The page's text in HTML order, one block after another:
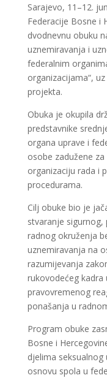
Sarajevo, 11–12.
Federacije Bosne i
dvodnevnu obuku
uznemiravanja i
federalnim
organizacijama“,
projekta.
Obuka je okupila
predstavnike
organa uprave i
osobe zadužene
organizaciju rada i
procedurama.
Cilj obuke bio je
stvaranje
radnog okruženja
uznemiravanja na
razumijevanja
rukovodećeg kadra
pravovremenog
ponašanja u
Program obuke
Bosne i
djelima
osnovu spola u